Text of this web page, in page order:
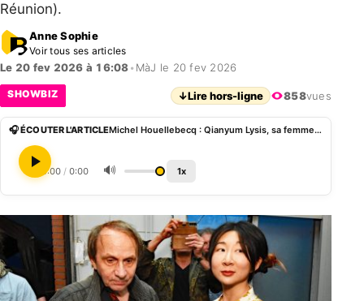
Réunion).
Anne Sophie
Voir tous ses articles
Le 20 fev 2026 à 16:08• MàJ le 20 fev 2026
SHOWBIZ ↓Lire hors-ligne 858vues
🎧 ÉCOUTER L'ARTICLE Michel Houellebecq : Qianyum Lysis, sa femme 20 ans sa cadette
0:00 / 0:00 🔊 1x